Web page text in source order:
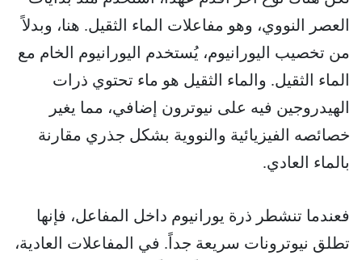
العصر النووي، وهو مفاعلات الماء الثقيل. هنا، وبدلاً
من تخصيب اليورانيوم، يُستخدم اليورانيوم الخام مع
الماء الثقيل. والماء الثقيل هو ماء تحتوي ذرات
الهيدروجين فيه على نيوترون إضافي، مما يغير
خصائصه الفيزيائية والنووية بشكل جذري مقارنة
بالماء العادي.
فعندما تنشطر ذرة يورانيوم داخل المفاعل، فإنها
تطلق نيوترونات سريعة جداً. في المفاعلات العادية،